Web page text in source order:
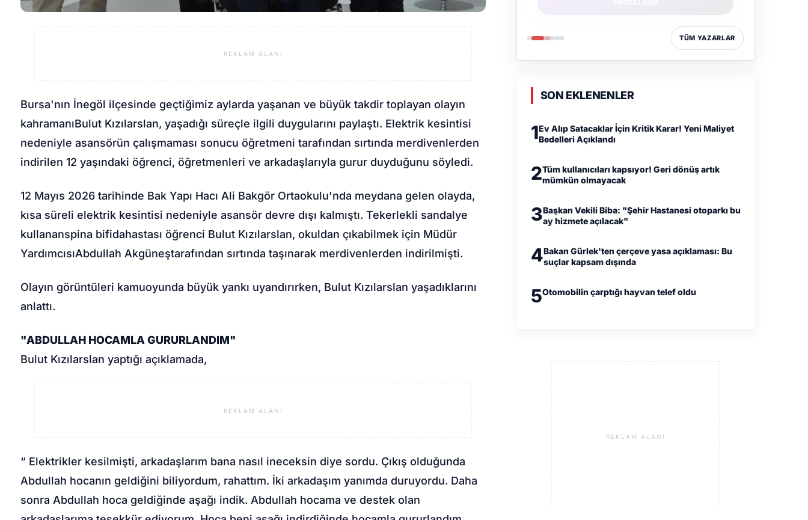
REKLAM ALANI
Bursa'nın İnegöl ilçesinde geçtiğimiz aylarda yaşanan ve büyük takdir toplayan olayın
kahramanıBulut Kızılarslan, yaşadığı süreçle ilgili duygularını paylaştı. Elektrik kesintisi
nedeniyle asansörün çalışmaması sonucu öğretmeni tarafından sırtında merdivenlerden
indirilen 12 yaşındaki öğrenci, öğretmenleri ve arkadaşlarıyla gurur duyduğunu söyledi.
12 Mayıs 2026 tarihinde Bak Yapı Hacı Ali Bakgör Ortaokulu'nda meydana gelen olayda,
kısa süreli elektrik kesintisi nedeniyle asansör devre dışı kalmıştı. Tekerlekli sandalye
kullananspina bifidahastası öğrenci Bulut Kızılarslan, okuldan çıkabilmek için Müdür
YardımcısıAbdullah Akgüneştarafından sırtında taşınarak merdivenlerden indirilmişti.
Olayın görüntüleri kamuoyunda büyük yankı uyandırırken, Bulut Kızılarslan yaşadıklarını
anlattı.
"ABDULLAH HOCAMLA GURURLANDIM"
Bulut Kızılarslan yaptığı açıklamada,
REKLAM ALANI
“ Elektrikler kesilmişti, arkadaşlarım bana nasıl ineceksin diye sordu. Çıkış olduğunda
Abdullah hocanın geldiğini biliyordum, rahattım. İki arkadaşım yanımda duruyordu. Daha
sonra Abdullah hoca geldiğinde aşağı indik. Abdullah hocama ve destek olan
TÜM YAZARLAR
SON EKLENENLER
1Ev Alıp Satacaklar İçin Kritik Karar! Yeni Maliyet
Bedelleri Açıklandı
2Tüm kullanıcıları kapsıyor! Geri dönüş artık
mümkün olmayacak
3Başkan Vekili Biba: "Şehir Hastanesi otoparkı bu
ay hizmete açılacak"
4Bakan Gürlek'ten çerçeve yasa açıklaması: Bu
suçlar kapsam dışında
5Otomobilin çarptığı hayvan telef oldu
REKLAM ALANI